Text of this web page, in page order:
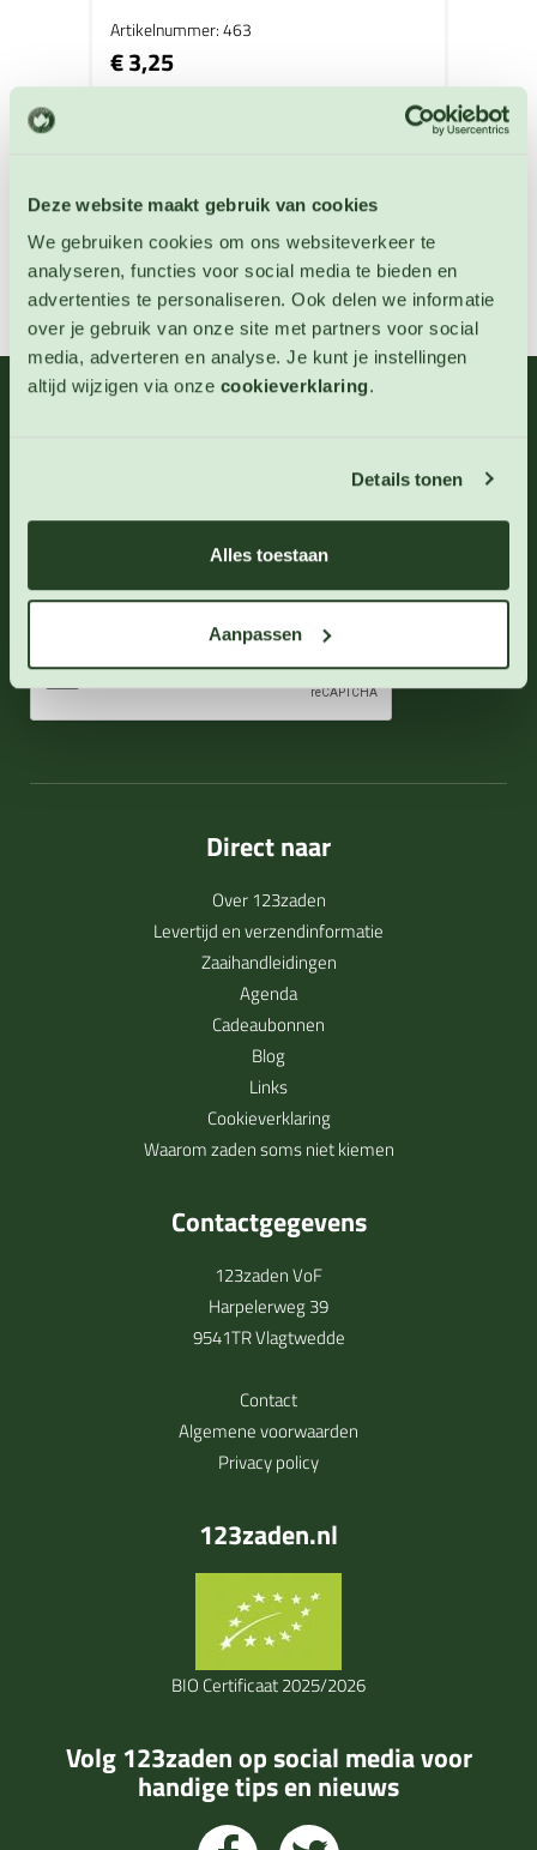
Deze website maakt gebruik van cookies
We gebruiken cookies om ons websiteverkeer te
analyseren, functies voor social media te bieden en
advertenties te personaliseren. Ook delen we informatie
over je gebruik van onze site met partners voor social
media, adverteren en analyse. Je kunt je instellingen
altijd wijzigen via onze cookieverklaring.
Details tonen
Alles toestaan
Aanpassen
Artikelnummer: 463
€ 3,25
Schrijf u in voor onze nieuwsbrief
Direct naar
Over 123zaden
Levertijd en verzendinformatie
Zaaihandleidingen
Agenda
Cadeaubonnen
Blog
Links
Cookieverklaring
Waarom zaden soms niet kiemen
Contactgegevens
123zaden VoF
Harpelerweg 39
9541TR Vlagtwedde
Contact
Algemene voorwaarden
Privacy policy
123zaden.nl
BIO Certificaat 2025/2026
Volg 123zaden op social media voor
handige tips en nieuws